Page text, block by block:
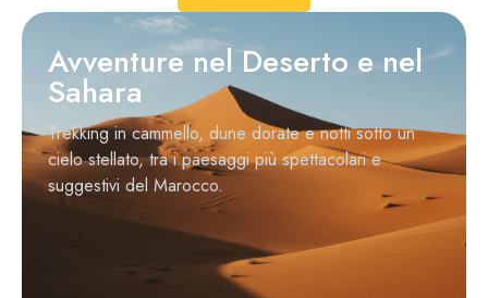
Avventure nel Deserto e nel
Sahara
Trekking in cammello, dune dorate e notti sotto un
cielo stellato, tra i paesaggi più spettacolari e
suggestivi del Marocco.